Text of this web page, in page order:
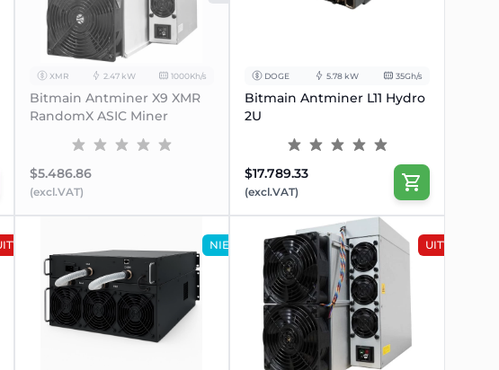
XMR 2.47 kW 1000Kh/s
Bitmain Antminer X9 XMR
RandomX ASIC Miner
$5.486.86
(excl.VAT)
DOGE 5.78 kW 35Gh/s
Bitmain Antminer L11 Hydro
2U
$17.789.33
(excl.VAT)
NIEUW